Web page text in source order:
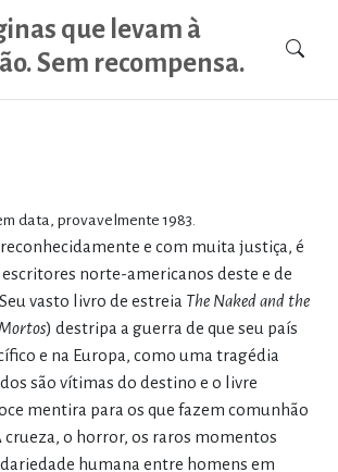
que levam à
Sem recompensa.
data, provavelmente 1983.
e com muita justiça, é
norte-americanos deste e de
vasto livro de estreia The Naked and the
) destripa a guerra de que seu país
e na Europa, como uma tragédia
são vítimas do destino e o livre
mentira para os que fazem comunhão
crueza, o horror, os raros momentos
humana entre homens em